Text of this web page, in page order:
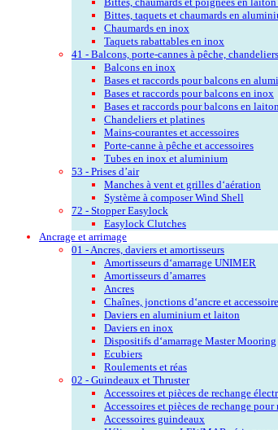
Bittes, taquets et chaumards en
Chaumards en inox
Taquets rabattables en inox
41 - Balcons, porte-cannes à pêche, chandeliers
Balcons en inox
Bases et raccords pour balcons en
Bases et raccords pour balcons en inox
Bases et raccords pour balcons en
Chandeliers et platines
Mains-courantes et accessoires
Porte-canne à pêche et accessoires
Tubes en inox et aluminium
53 - Prises d’air
Manches à vent et grilles d‘aération
Système à composer Wind Shell
72 - Stopper Easylock
Easylock Clutches
Ancrage et arrimage
01 - Ancres, daviers et amortisseurs
Amortisseurs d‘amarrage UNIMER
Amortisseurs d’amarres
Ancres
Chaînes, jonctions d‘ancre et
Daviers en aluminium et laiton
Daviers en inox
Dispositifs d‘amarrage Master Mooring
Ecubiers
Roulements et réas
02 - Guindeaux et Thruster
Accessoires et pièces de rechange
Accessoires et pièces de rechange pour
Accessoires guindeaux